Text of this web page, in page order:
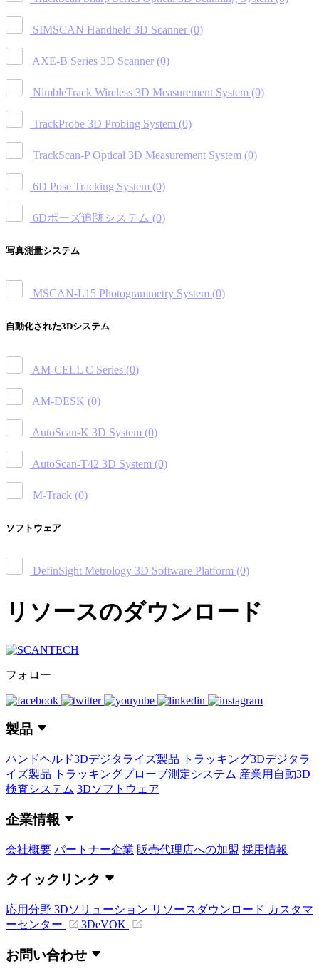
SIMSCAN Handheld 3D Scanner (0)
AXE-B Series 3D Scanner (0)
NimbleTrack Wireless 3D Measurement System (0)
TrackProbe 3D Probing System (0)
TrackScan-P Optical 3D Measurement System (0)
6D Pose Tracking System (0)
6Dポーズ追跡システム (0)
写真測量システム
MSCAN-L15 Photogrammetry System (0)
自動化された3Dシステム
AM-CELL C Series (0)
AM-DESK (0)
AutoScan-K 3D System (0)
AutoScan-T42 3D System (0)
M-Track (0)
ソフトウェア
DefinSight Metrology 3D Software Platform (0)
リソースのダウンロード
フォロー
製品
ハンドヘルド3Dデジタライズ製品
トラッキング3Dデジタラ
イズ製品
トラッキングプローブ測定システム 産業用自動3D
検査システム 3Dソフトウェア
企業情報
会社概要 パートナー企業 販売代理店への加盟 採用情報
クイックリンク
応用分野 3Dソリューション リソースダウンロード カスタマ
ーセンター
3DeVOK
お問い合わせ